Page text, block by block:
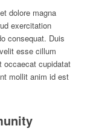
dolore magna
exercitation
consequat. Duis
esse cillum
occaecat cupidatat
mollit anim id est